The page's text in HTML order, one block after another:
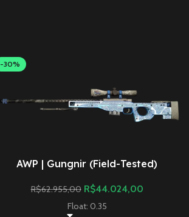
-30%
AWP | Gungnir (Field-Tested)
R$62.955,00 R$44.024,00
Float: 0.35